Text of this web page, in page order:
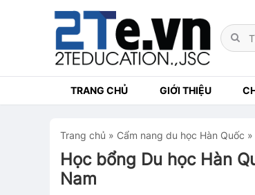
TRANG CHỦ GIỚI THIỆU
Trang chủ » Cẩm nang du học Hàn Quốc »
Học bổng Du học Hàn
Nam